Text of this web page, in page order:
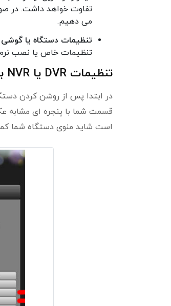
تفاوت خواهد داشت. در
می دهیم.
تنظیمات دستگاه یا گوشی
تنظیمات خاص یا نصب
تنظیمات DVR یا NVR برای انتقال تصویر
است شاید منوی دستگاه شما